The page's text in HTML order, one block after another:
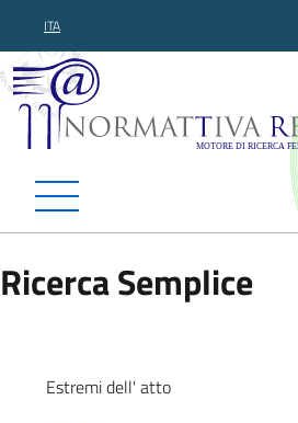
ITA
Normattiva
Ricerca Semplice
Estremi dell' atto